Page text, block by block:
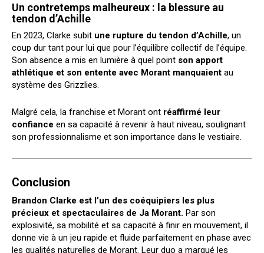
Un contretemps malheureux : la blessure au
tendon d’Achille
En 2023, Clarke subit une rupture du tendon d’Achille, un
coup dur tant pour lui que pour l’équilibre collectif de l’équipe.
Son absence a mis en lumière à quel point son apport
athlétique et son entente avec Morant manquaient au
système des Grizzlies.
Malgré cela, la franchise et Morant ont réaffirmé leur
confiance en sa capacité à revenir à haut niveau, soulignant
son professionnalisme et son importance dans le vestiaire.
Conclusion
Brandon Clarke est l’un des coéquipiers les plus
précieux et spectaculaires de Ja Morant. Par son
explosivité, sa mobilité et sa capacité à finir en mouvement, il
donne vie à un jeu rapide et fluide parfaitement en phase avec
les qualités naturelles de Morant. Leur duo a marqué les